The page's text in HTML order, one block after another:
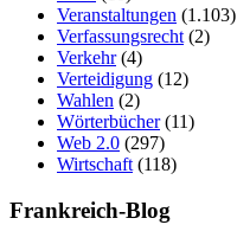
Veranstaltungen (1.103)
Verfassungsrecht (2)
Verkehr(4)
Verteidigung (12)
Wahlen (2)
Wörterbücher(11)
Web 2.0 (297)
Wirtschaft (118)
Frankreich-Blog